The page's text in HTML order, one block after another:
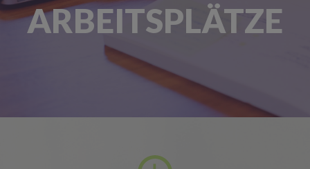
ARBEITSPLÄTZE